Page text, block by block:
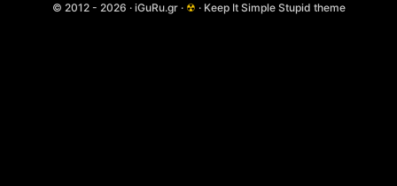
© 2012 - 2026 · iGuRu.gr · ☢ · Keep It Simple Stupid theme